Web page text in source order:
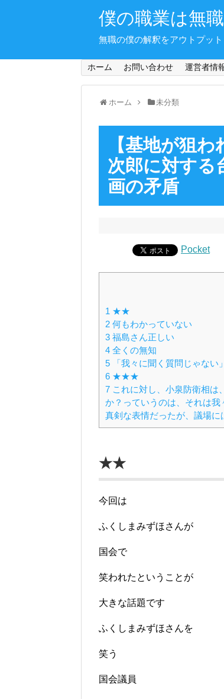
僕の職業は無
無職の僕の解釈をアウトプット
ホーム お問い合わせ 運営者情
ホーム 未分類
【基地が狙
次郎に対する
画の矛盾
Pocket
1 ★★
2 何もわかっていない
3 福島さん正しい
4 全くの無知
5 「我々に聞く質問じゃない」
6 ★★★
7 これに対し、小泉防衛相
か？っていうのは、それは
真剣な表情だったが、議場に
★★
今回は
ふくしまみずほさんが
国会で
笑われたということが
大きな話題です
ふくしまみずほさんを
笑う
国会議員